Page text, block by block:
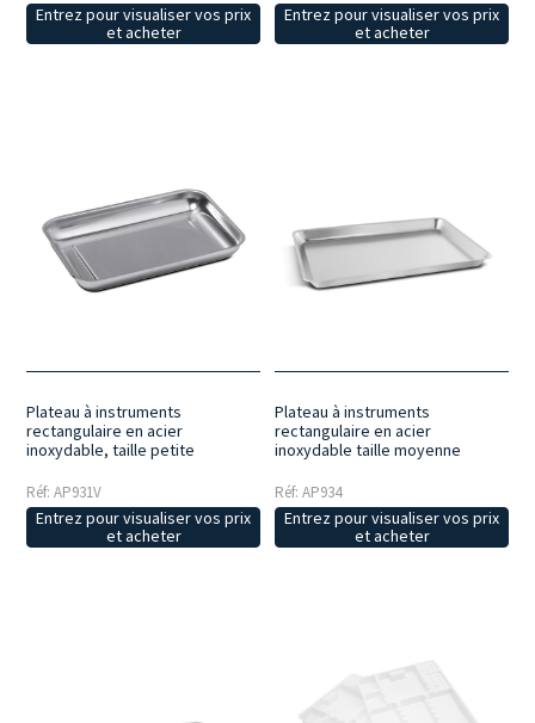
Entrez pour visualiser vos prix
et acheter
Entrez pour visualiser vos prix
et acheter
Plateau à instruments
rectangulaire en acier
inoxydable, taille petite
Réf: AP931V
Entrez pour visualiser vos prix
et acheter
Plateau à instruments
rectangulaire en acier
inoxydable taille moyenne
Réf: AP934
Entrez pour visualiser vos prix
et acheter